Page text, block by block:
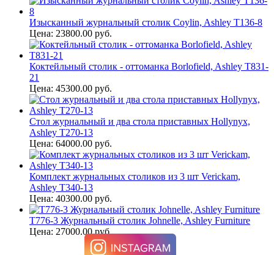
Изысканный журнальный столик Coylin, Ashley T136-8
Цена: 23800.00 руб.
Коктейльный столик - оттоманка Borlofield, Ashley T831-
21
Цена: 45300.00 руб.
Стол журнальный и два стола приставных Hollynyx,
Ashley T270-13
Цена: 64000.00 руб.
Комплект журнальных столиков из 3 шт Verickam,
Ashley T340-13
Цена: 40300.00 руб.
T776-3 Журнальный столик Johnelle, Ashley Furniture
Цена: 27000.00 руб.